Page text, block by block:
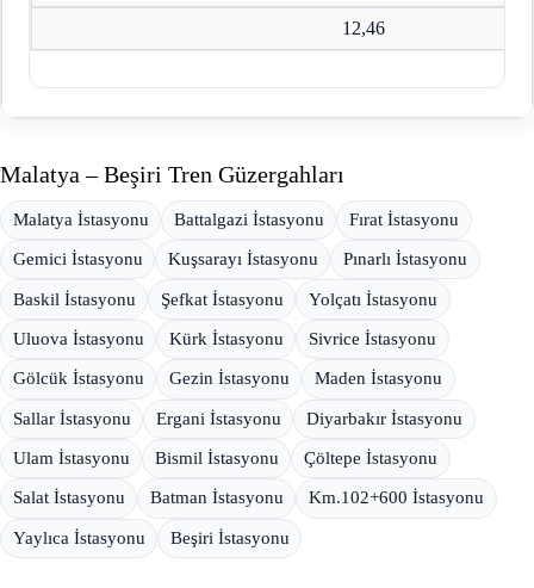
12,46
Malatya – Beşiri Tren Güzergahları
Malatya İstasyonu Battalgazi İstasyonu Fırat İstasyonu
Gemici İstasyonu Kuşsarayı İstasyonu Pınarlı İstasyonu
Baskil İstasyonu Şefkat İstasyonu Yolçatı İstasyonu
Uluova İstasyonu Kürk İstasyonu Sivrice İstasyonu
Gölcük İstasyonu Gezin İstasyonu Maden İstasyonu
Sallar İstasyonu Ergani İstasyonu Diyarbakır İstasyonu
Ulam İstasyonu Bismil İstasyonu Çöltepe İstasyonu
Salat İstasyonu Batman İstasyonu Km.102+600 İstasyonu
Yaylıca İstasyonu Beşiri İstasyonu